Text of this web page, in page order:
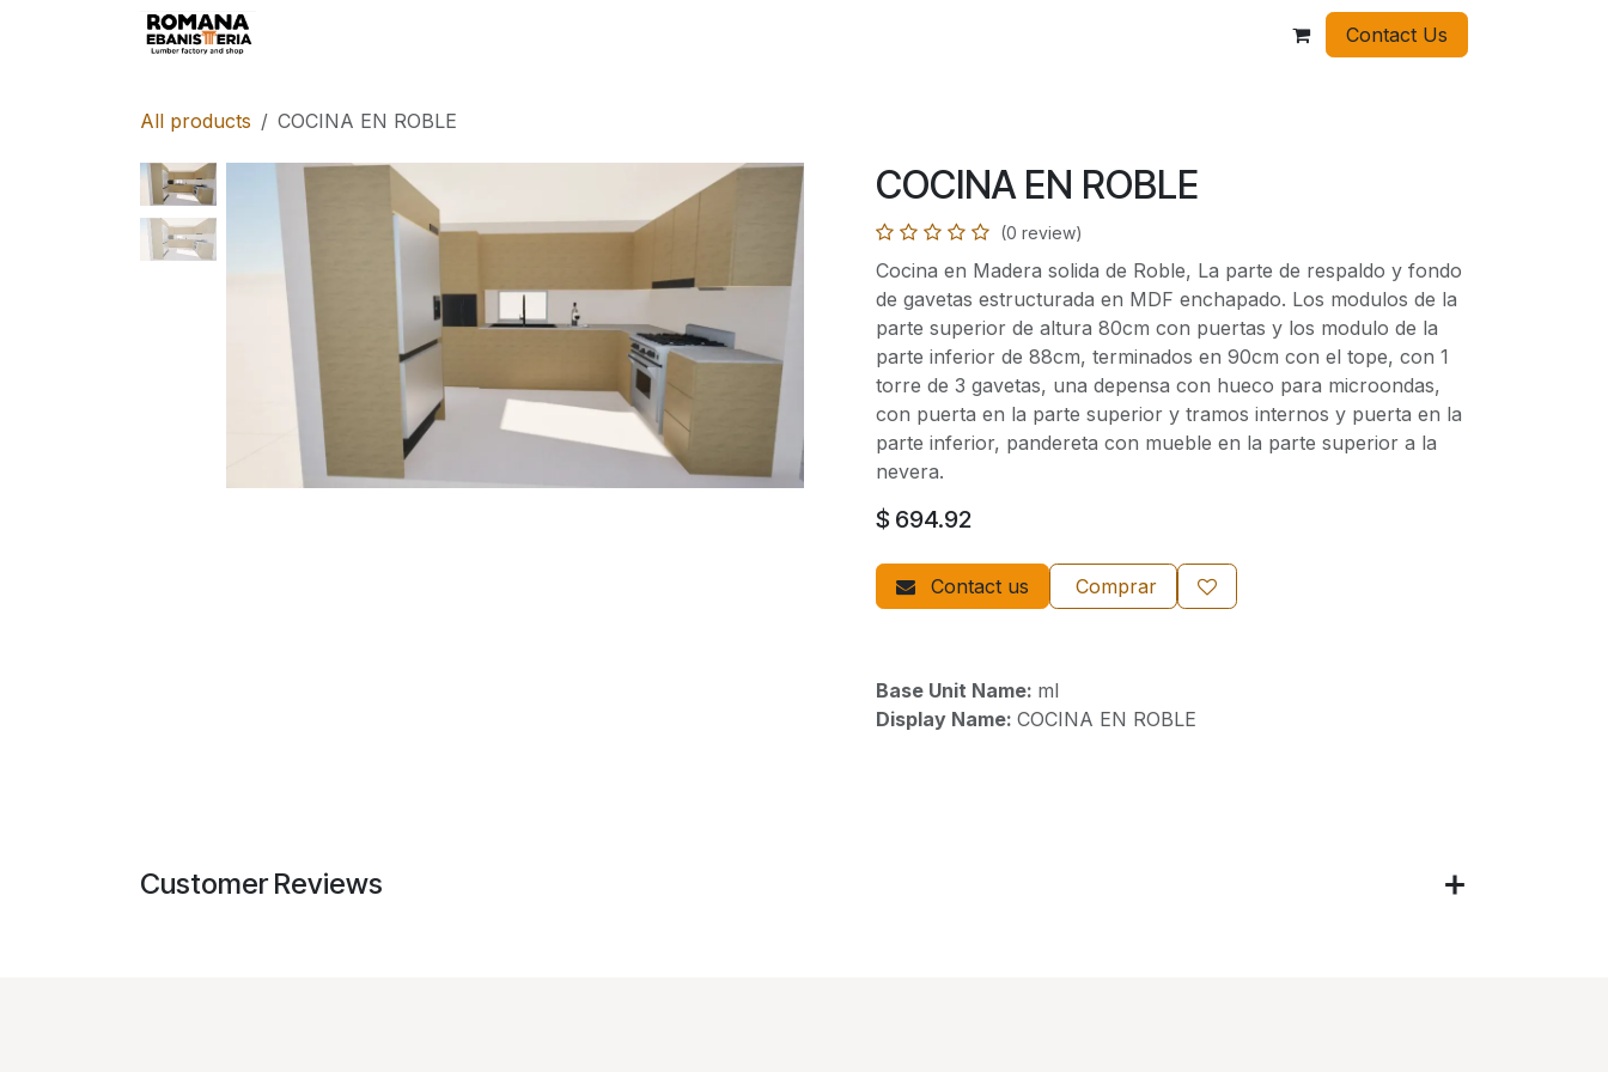
Contact Us
All products COCINA EN ROBLE
COCINA EN ROBLE
(0 review)
Cocina en Madera solida de Roble, La parte de respaldo y fondo
de gavetas estructurada en MDF enchapado. Los modulos de la
parte superior de altura 80cm con puertas y los modulo de la
parte inferior de 88cm, terminados en 90cm con el tope, con 1
torre de 3 gavetas, una depensa con hueco para microondas,
con puerta en la parte superior y tramos internos y puerta en la
parte inferior, pandereta con mueble en la parte superior a la
nevera.
$ 694.92
Contact us Comprar
Base Unit Name: ml
Display Name: COCINA EN ROBLE
Customer Reviews